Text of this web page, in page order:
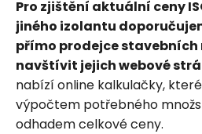
Pro zjištění aktuální ceny
jiného izolantu
přímo prodejce
navštívit jejich webové
nabízí online kalkulačky,
výpočtem potřebného
odhadem celkové ceny.